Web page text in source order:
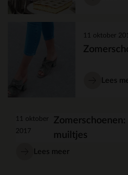
11 oktober
Lees
11 oktober
2017
Zomerschoenen:
muiltjes
Lees meer